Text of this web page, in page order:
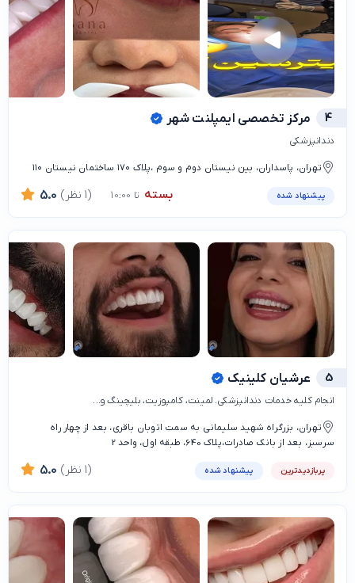
4 مرکز تخصصی ایمپلنت شهر
دندانپزشکی
تهران، پاسداران، بین نیستان دوم و سوم‌ ،پلاک ۱۷۰ ساختمان نیستان ۱۱۰
پیشنهاد شده بسته تا 10:00 5.0 (1 نظر)
5 عرشیان کلینیک
انجام کلیه خدمات دندانپزشکی. لمینت، کامپوزیت، بلیچینگ و...
تهران، بزرگراه شهید سلیمانی به سمت اتوبان باقری، بعد از چهار راه
سرسبز، بعد از بانک صادرات،پلاک 640، طبقه اول، واحد 2
پربازدیدترین پیشنهاد شده 5.0 (1 نظر)